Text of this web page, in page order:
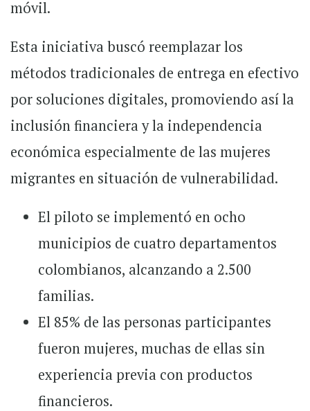
móvil.
Esta iniciativa buscó reemplazar los
métodos tradicionales de entrega en efectivo
por soluciones digitales, promoviendo así la
inclusión financiera y la independencia
económica especialmente de las mujeres
migrantes en situación de vulnerabilidad.
El piloto se implementó en ocho
municipios de cuatro departamentos
colombianos, alcanzando a 2.500
familias.
El 85% de las personas participantes
fueron mujeres, muchas de ellas sin
experiencia previa con productos
financieros.